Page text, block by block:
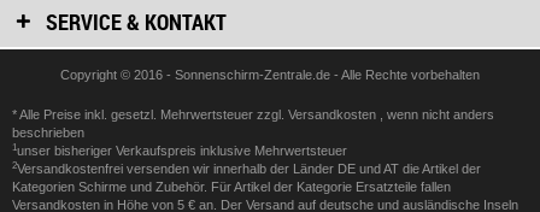
SERVICE & KONTAKT
Copyright © 2016 - Sonnenschirm-Zentrale.de - Alle Rechte vorbehalten
* Alle Preise inkl. gesetzl. Mehrwertsteuer zzgl. Versandkosten
, wenn nicht anders
beschrieben
1 unser bisheriger Verkaufspreis inklusive Mehrwertsteuer
2Versandkostenfrei versenden wir innerhalb der Länder DE und AT die Artikel der
Kategorien Schirme und Zubehör. Für Artikel der Kategorie Ersatzteile fallen
Versandkosten in Höhe von 5 € an. Der Versand auf deutsche und ausländische Inseln